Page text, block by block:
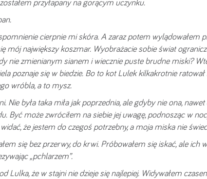
cierpnie mi skóra. A zaraz potem wylądowałem
mój największy koszmar. Wyobrażacie sobie świat
nie zmienianym sianem i wiecznie puste brudne miski?
poznaje się w biedzie. Bo to kot Lulek kilkakrotnie
wróbla, a to mysz.
Nie była taka miła jak poprzednia, ale gdyby nie ona,
Być może zwróciłem na siebie jej uwagę, podnosząc w
że jestem do czegoś potrzebny, a moja miska nie
się bez przerwy, do krwi. Próbowałem się iskać, ale ich
„pchlarzem”.
Lulka, że w stajni nie dzieje się najlepiej. Widywałem